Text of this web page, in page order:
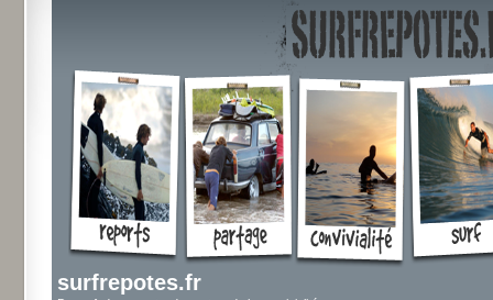
surfrepotes.fr